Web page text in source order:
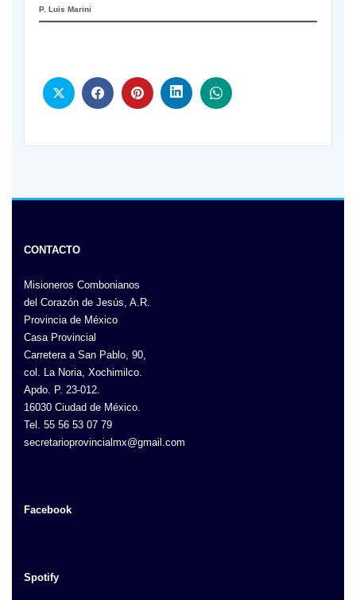
P. Luis Marini
CONTACTO
Misioneros Combonianos
del Corazón de Jesús, A.R.
Provincia de México
Casa Provincial
Carretera a San Pablo, 90,
col. La Noria, Xochimilco.
Apdo. P. 23-012.
16030 Ciudad de México.
Tel. 55 56 53 07 79
secretarioprovincialmx@gmail.com
Facebook
Spotify